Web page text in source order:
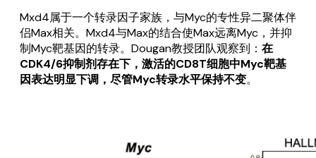
Mxd4属于一个转录因子家族，与Myc的专性异二聚体伴
侣Max相关。Mxd4与Max的结合使Max远离Myc，并抑
制Myc靶基因的转录。Dougan教授团队观察到： 在
CDK4/6抑制剂存在下，激活的CD8T细胞中Myc靶基
因表达明显下调，尽管Myc转录水平保持不变。